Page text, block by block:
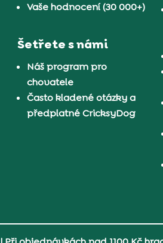
Vaše hodnocení (30 000+)
Šetřete s námi
Náš program pro
chovatele
Často kladené otázky a
předplatné CricksyDog